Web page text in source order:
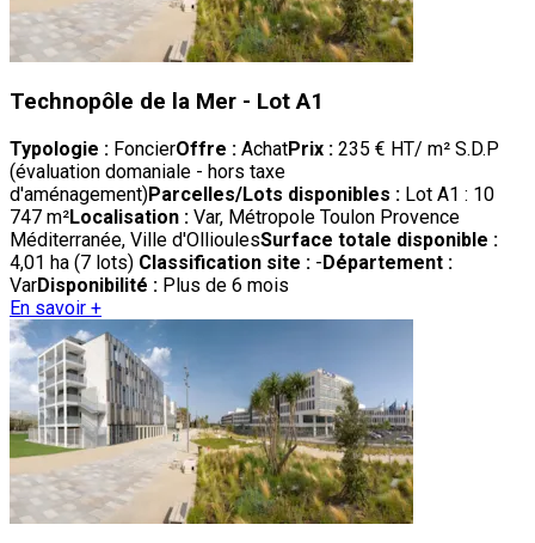
Technopôle de la Mer - Lot A1
Typologie : FoncierOffre : AchatPrix : 235 € HT/ m² S.D.P
(évaluation domaniale - hors taxe
d'aménagement)Parcelles/Lots disponibles : Lot A1 : 10
747 m²Localisation : Var, Métropole Toulon Provence
Méditerranée, Ville d'OllioulesSurface totale disponible :
4,01 ha (7 lots) Classification site : -Département :
VarDisponibilité : Plus de 6 mois
En savoir +